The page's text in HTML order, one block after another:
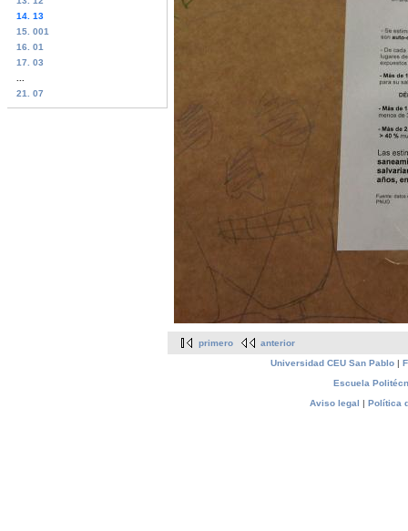
14. 13
15. 001
16. 01
17. 03
21. 07
primero
anterior
Universidad CEU San Pablo|
Escuela
Aviso legal | Política